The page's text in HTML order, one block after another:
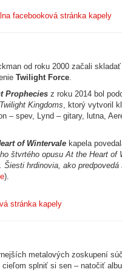
facebooková stránka kapely
od roku 2000 začali
Twilight Force.
Prophecies z roku 2014 bol
Kingdoms, ktorý vytvoril
– spev, Lynd – gitary, lutna,
of Wintervale kapela
štvrtého opusu At the Heart
hrdinovia, ako
).
stránka kapely
metalových zoskupení
splniť si sen – natočiť